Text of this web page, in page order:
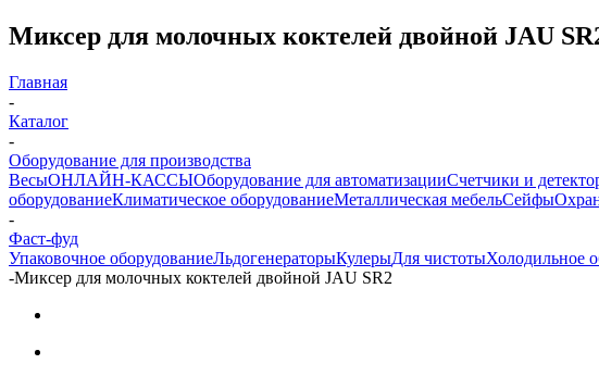
Миксер для молочных коктелей двойной JAU
Главная
-
Каталог
-
Оборудование для производства
ВесыОНЛАЙН-КАССЫОборудование для автоматизацииСчетчики и
оборудованиеКлиматическое оборудованиеМеталлическая мебельСейфы
-
Фаст-фуд
Упаковочное оборудованиеЛьдогенераторыКулерыДля чистотыХолодильное
-Миксер для молочных коктелей двойной JAU SR2